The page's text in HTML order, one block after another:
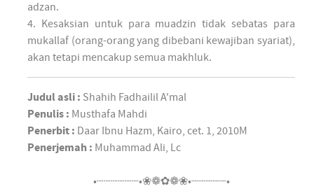
adzan.
4. Kesaksian untuk para muadzin tidak sebatas para
mukallaf (orang-orang yang dibebani kewajiban syariat),
akan tetapi mencakup semua makhluk.
Judul asli : Shahih Fadhailil A'mal
Penulis : Musthafa Mahdi
Penerbit : Daar Ibnu Hazm, Kairo, cet. 1, 2010M
Penerjemah : Muhammad Ali, Lc
•┈┈┈┈┈┈•❀❁✿❁❀•┈┈┈┈┈•